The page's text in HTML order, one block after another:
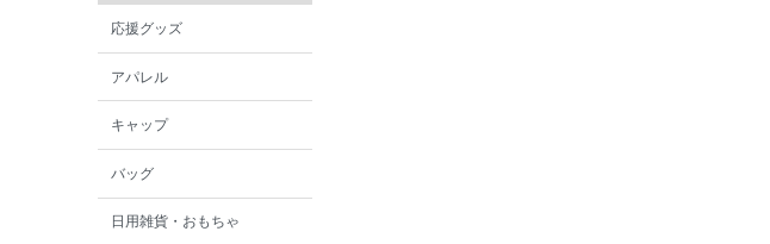
応援グッズ
アパレル
キャップ
バッグ
日用雑貨・おもちゃ